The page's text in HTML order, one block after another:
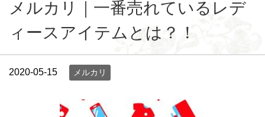
メルカリ｜一番売れているレデ
ィースアイテムとは？！
2020-05-15 メルカリ